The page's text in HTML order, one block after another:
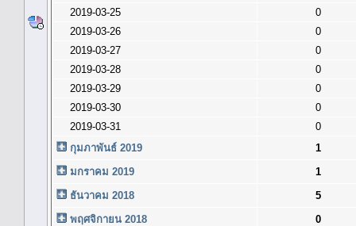
2019-03-25
0
2019-03-26
0
2019-03-27
0
2019-03-28
0
2019-03-29
0
2019-03-30
0
2019-03-31
0
กุมภาพันธ์ 2019
1
มกราคม 2019
1
ธันวาคม 2018
5
พฤศจิกายน 2018
0